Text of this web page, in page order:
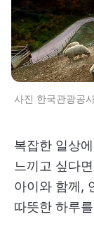
사진 한국관광공
복잡한 일상
느끼고 싶다
아이와 함께,
따뜻한 하루